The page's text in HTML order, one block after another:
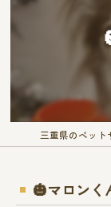
🎃マロンく